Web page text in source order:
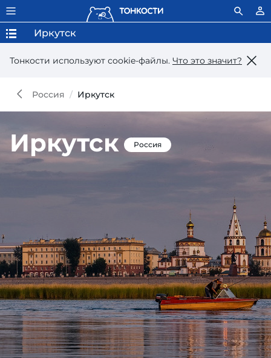
Тонкости используют сookie-файлы. Что это значит?
Иркутск
Россия Иркутск
Иркутск Россия